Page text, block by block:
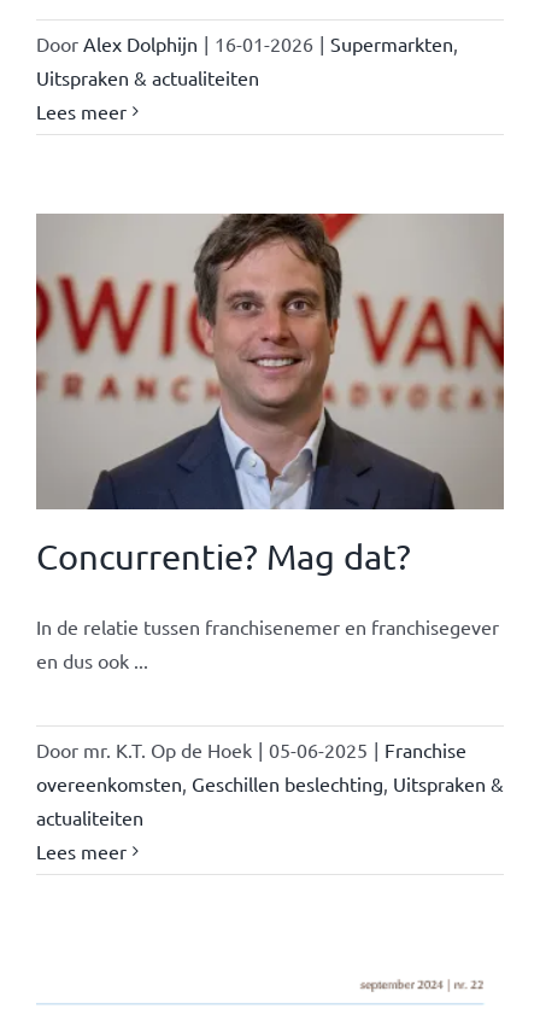
Door Alex Dolphijn | 16-01-2026 | Supermarkten
Uitspraken & actualiteiten
Lees meer
Concurrentie? Mag dat?
In de relatie tussen franchisenemer en franchisegever
en dus ook ...
Door mr. K.T. Op de Hoek | 05-06-2025 | Franchise
overeenkomsten Geschillen beslechting Uitspraken &
actualiteiten
Lees meer